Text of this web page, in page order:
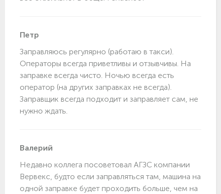
Петр
Заправляюсь регулярно (работаю в такси).
Операторы всегда приветливы и отзывчивы. На
заправке всегда чисто. Ночью всегда есть
оператор (на других заправках не всегда).
Заправщик всегда подходит и заправляет сам, не
нужно ждать.
Валерий
Недавно коллега посоветовал АГЗС компании
Вервекс, будто если заправляться там, машина на
одной заправке будет проходить больше, чем на